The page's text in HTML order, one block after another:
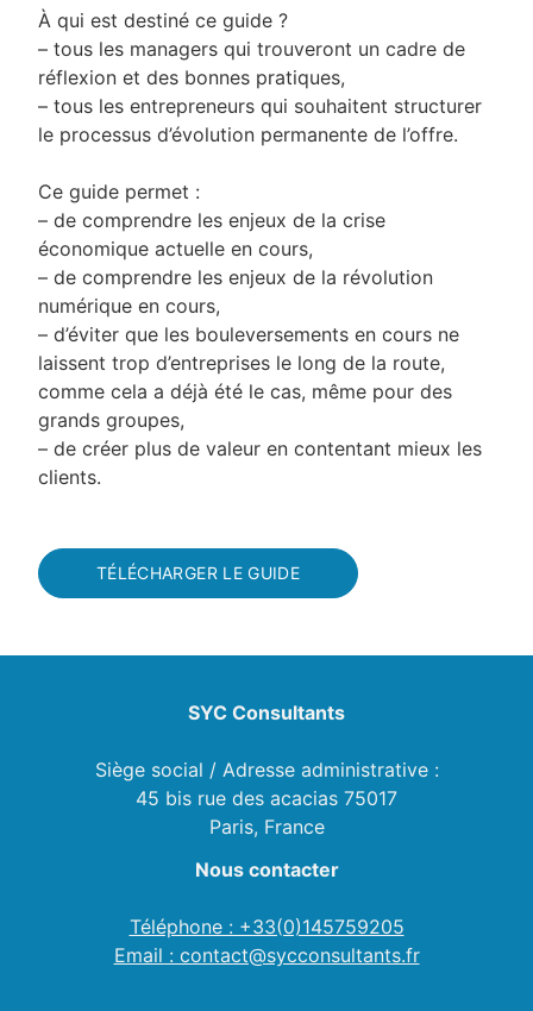
À qui est destiné ce guide ?
– tous les managers qui trouveront un cadre de
réflexion et des bonnes pratiques,
– tous les entrepreneurs qui souhaitent structurer
le processus d’évolution permanente de l’offre.
Ce guide permet :
– de comprendre les enjeux de la crise
économique actuelle en cours,
– de comprendre les enjeux de la révolution
numérique en cours,
– d’éviter que les bouleversements en cours ne
laissent trop d’entreprises le long de la route,
comme cela a déjà été le cas, même pour des
grands groupes,
– de créer plus de valeur en contentant mieux les
clients.
TÉLÉCHARGER LE GUIDE
SYC Consultants
Siège social / Adresse administrative :
45 bis rue des acacias 75017
Paris, France
Nous contacter
Téléphone : +33(0)145759205
Email : contact@sycconsultants.fr